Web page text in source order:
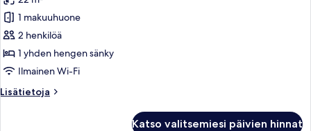
huonetyypin
Premium-
huone
kuvat
1 makuuhuone
2 henkilöä
1 yhden hengen sänky
Ilmainen Wi-Fi
Lisätietoja
Lisätietoja
Katso valitsemiesi päivien hinnat